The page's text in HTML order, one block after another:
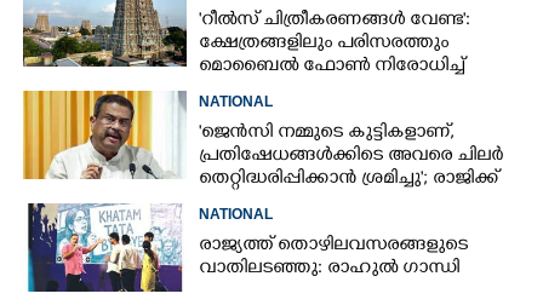
'റീൽസ് ചിത്രീകരണങ്ങൾ വേണ്ട':
ക്ഷേത്രങ്ങളിലും പരിസരത്തും
മൊബൈൽ ഫോൺ നിരോധിച്ച്
NATIONAL
'ജെൻസി നമ്മുടെ കുട്ടികളാണ്,
പ്രതിഷേധങ്ങൾക്കിടെ അവരെ ചിലർ
തെറ്റിദ്ധരിപ്പിക്കാൻ ശ്രമിച്ചു'; രാജിക്ക്
ധർമ്മേന്ദ്ര പ്രധാൻ
NATIONAL
രാജ്യത്ത് തൊഴിലവസരങ്ങളുടെ
വാതിലടഞ്ഞു: രാഹുൽ ഗാന്ധി